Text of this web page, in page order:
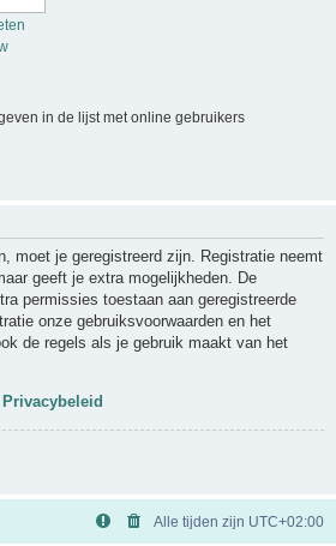
in de lijst met online gebruikers
moet je geregistreerd zijn. Registratie neemt
geeft je extra mogelijkheden. De
permissies toestaan aan geregistreerde
onze gebruiksvoorwaarden en het
de regels als je gebruik maakt van het
Privacybeleid
Alle tijden zijn UTC+02:00